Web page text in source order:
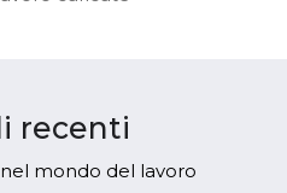
recenti
mondo del lavoro